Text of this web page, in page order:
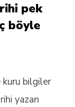
pek
böyle
kuru bilgiler
yazan